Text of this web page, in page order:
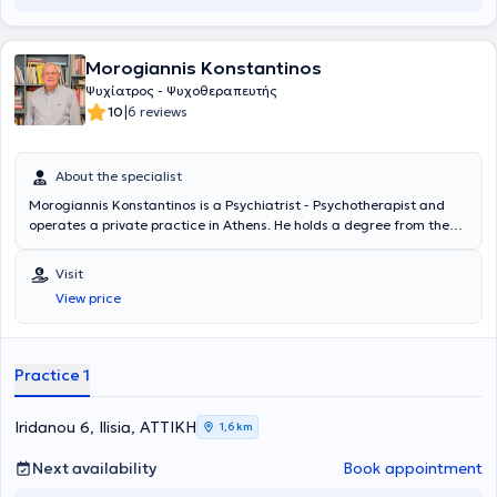
Morogiannis Konstantinos
Ψυχίατρος - Ψυχοθεραπευτής
10|6 reviews
About the specialist
Morogiannis Konstantinos is a Psychiatrist - Psychotherapist and
operates a private practice in Athens. He holds a degree from the
Athens and specialized in Psychiatry at the University Hospital of
Athens "Aeginiteio." The physician has received training in Group
Analytic Psychotherapy from the Athens Institute of Group Analysis.
In his private practice, he manages a wide range of cases, utilizing
Visit
View price
Practice 1
Iridanou 6, Ilisia, ΑΤΤΙΚΗ 1,6 km
Next availability Book appointment